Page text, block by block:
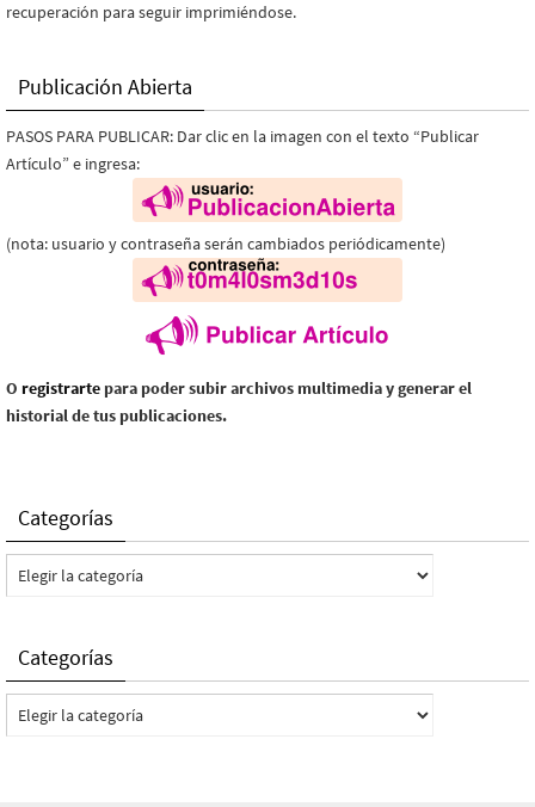
recuperación para seguir imprimiéndose.
Publicación Abierta
PASOS PARA PUBLICAR: Dar clic en la imagen con el texto “Publicar
Artículo” e ingresa:
(nota: usuario y contraseña serán cambiados periódicamente)
O registrarte para poder subir archivos multimedia y generar el
historial de tus publicaciones.
Categorías
Categorías
Categorías
Categorías